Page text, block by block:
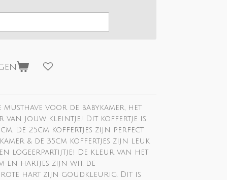
voor de babykamer, het
van jouw kleintje! Dit koffertje is
De 25cm koffertjes zijn perfect
& de 35cm koffertjes zijn leuk
logeerpartijtje! De kleur van het
en hartjes zijn wit, de
hart zijn goudkleurig. Dit is